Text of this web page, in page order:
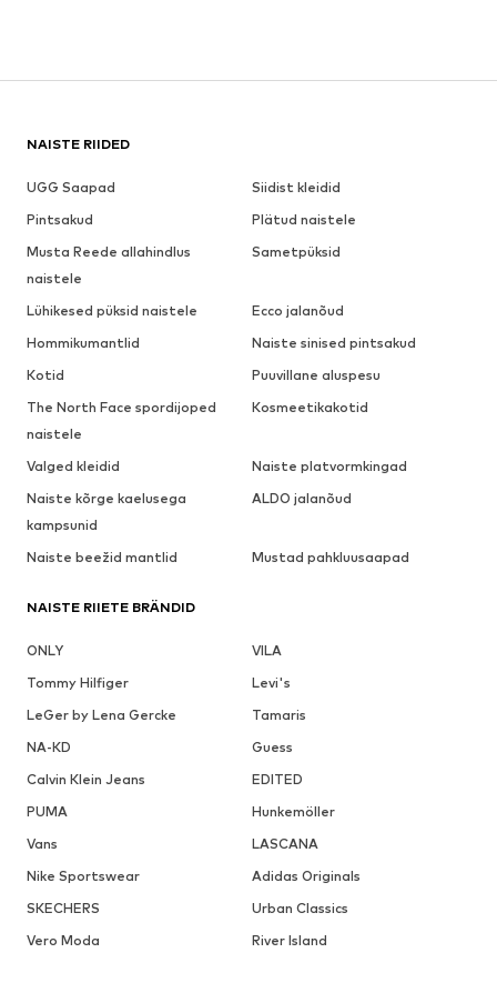
NAISTE RIIDED
UGG Saapad
Siidist kleidid
Pintsakud
Plätud naistele
Musta Reede allahindlus
naistele
Sametpüksid
Lühikesed püksid naistele
Ecco jalanõud
Hommikumantlid
Naiste sinised pintsakud
Kotid
Puuvillane aluspesu
The North Face spordijoped
naistele
Kosmeetikakotid
Valged kleidid
Naiste platvormkingad
Naiste kõrge kaelusega
kampsunid
ALDO jalanõud
Naiste beežid mantlid Mustad pahkluusaapad
NAISTE RIIETE BRÄNDID
ONLY
VILA
Tommy Hilfiger
Levi's
LeGer by Lena Gercke
Tamaris
NA-KD
Guess
Calvin Klein Jeans
EDITED
PUMA
Hunkemöller
Vans
LASCANA
Nike Sportswear
Adidas Originals
SKECHERS
Urban Classics
Vero Moda
River Island